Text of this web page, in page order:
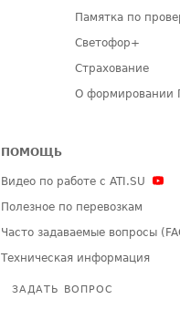
Памятка по
Светофор+
Страхование
О формировании
ПОМОЩЬ
Видео по работе с ATI.SU
Полезное по перевозкам
Часто задаваемые вопросы
Техническая информация
ЗАДАТЬ ВОПРОС